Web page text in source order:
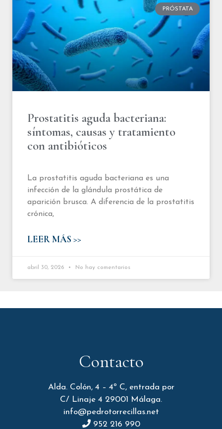
PRÓSTATA
Prostatitis aguda bacteriana:
síntomas, causas y tratamiento
con antibióticos
La prostatitis aguda bacteriana es una
infección de la glándula prostática de
aparición brusca. A diferencia de la prostatitis
crónica,
LEER MÁS >>
abril 30, 2026 No hay comentarios
Contacto
Alda. Colón, 4 – 4º C, entrada por
C/ Linaje 4 29001 Málaga.
info@pedrotorrecillas.net
952 216 990